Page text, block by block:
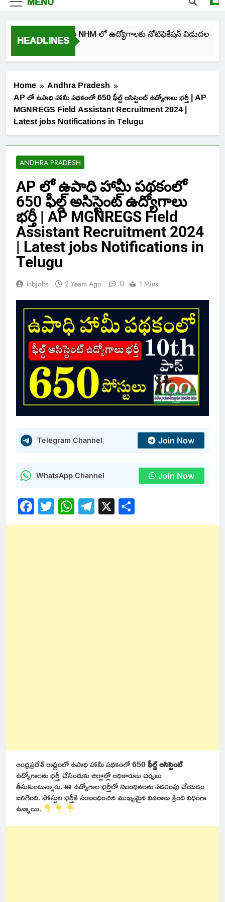
HEADLINES
తెలంగాణ NHM లో ఉద్యోగాలకు నోటిఫికేషన్ విడుదల
Home
Andhra Pradesh
AP లో ఉపాధి హామీ పథకంలో 650 ఫీల్డ్ అసిస్టెంట్ ఉద్యోగాలు భర్తీ | AP
MGNREGS Field Assistant Recruitment 2024 |
Latest jobs Notifications in Telugu
ANDHRA PRADESH
AP లో ఉపాధి హామీ పథకంలో
650 ఫీల్డ్ అసిస్టెంట్ ఉద్యోగాలు
భర్తీ | AP MGNREGS Field
Assistant Recruitment 2024
| Latest jobs Notifications in
Telugu
Inbjobs 2 Years Ago 0 1 Mins
Telegram Channel Join Now
WhatsApp Channel Join Now
Facebook
Twitter
WhatsApp
Telegram
X
ఆంధ్రప్రదేశ్ రాష్ట్రంలో ఉపాధి హామీ పథకంలో 650ఫీల్డ్ అసిస్టెంట్
ఉద్యోగాలను భర్తీ చేసేందుకు జిల్లాల్లో అధికారులు చర్యలు
తీసుకుంటున్నారు. ఈ ఉద్యోగాల భర్తీలో నిబంధనలను సడలింపు చేయడం
జరిగింది. పోస్టుల భర్తీకి సంబంధించిన ముఖ్యమైన వివరాలు క్రింది విధంగా
ఉన్నాయి.